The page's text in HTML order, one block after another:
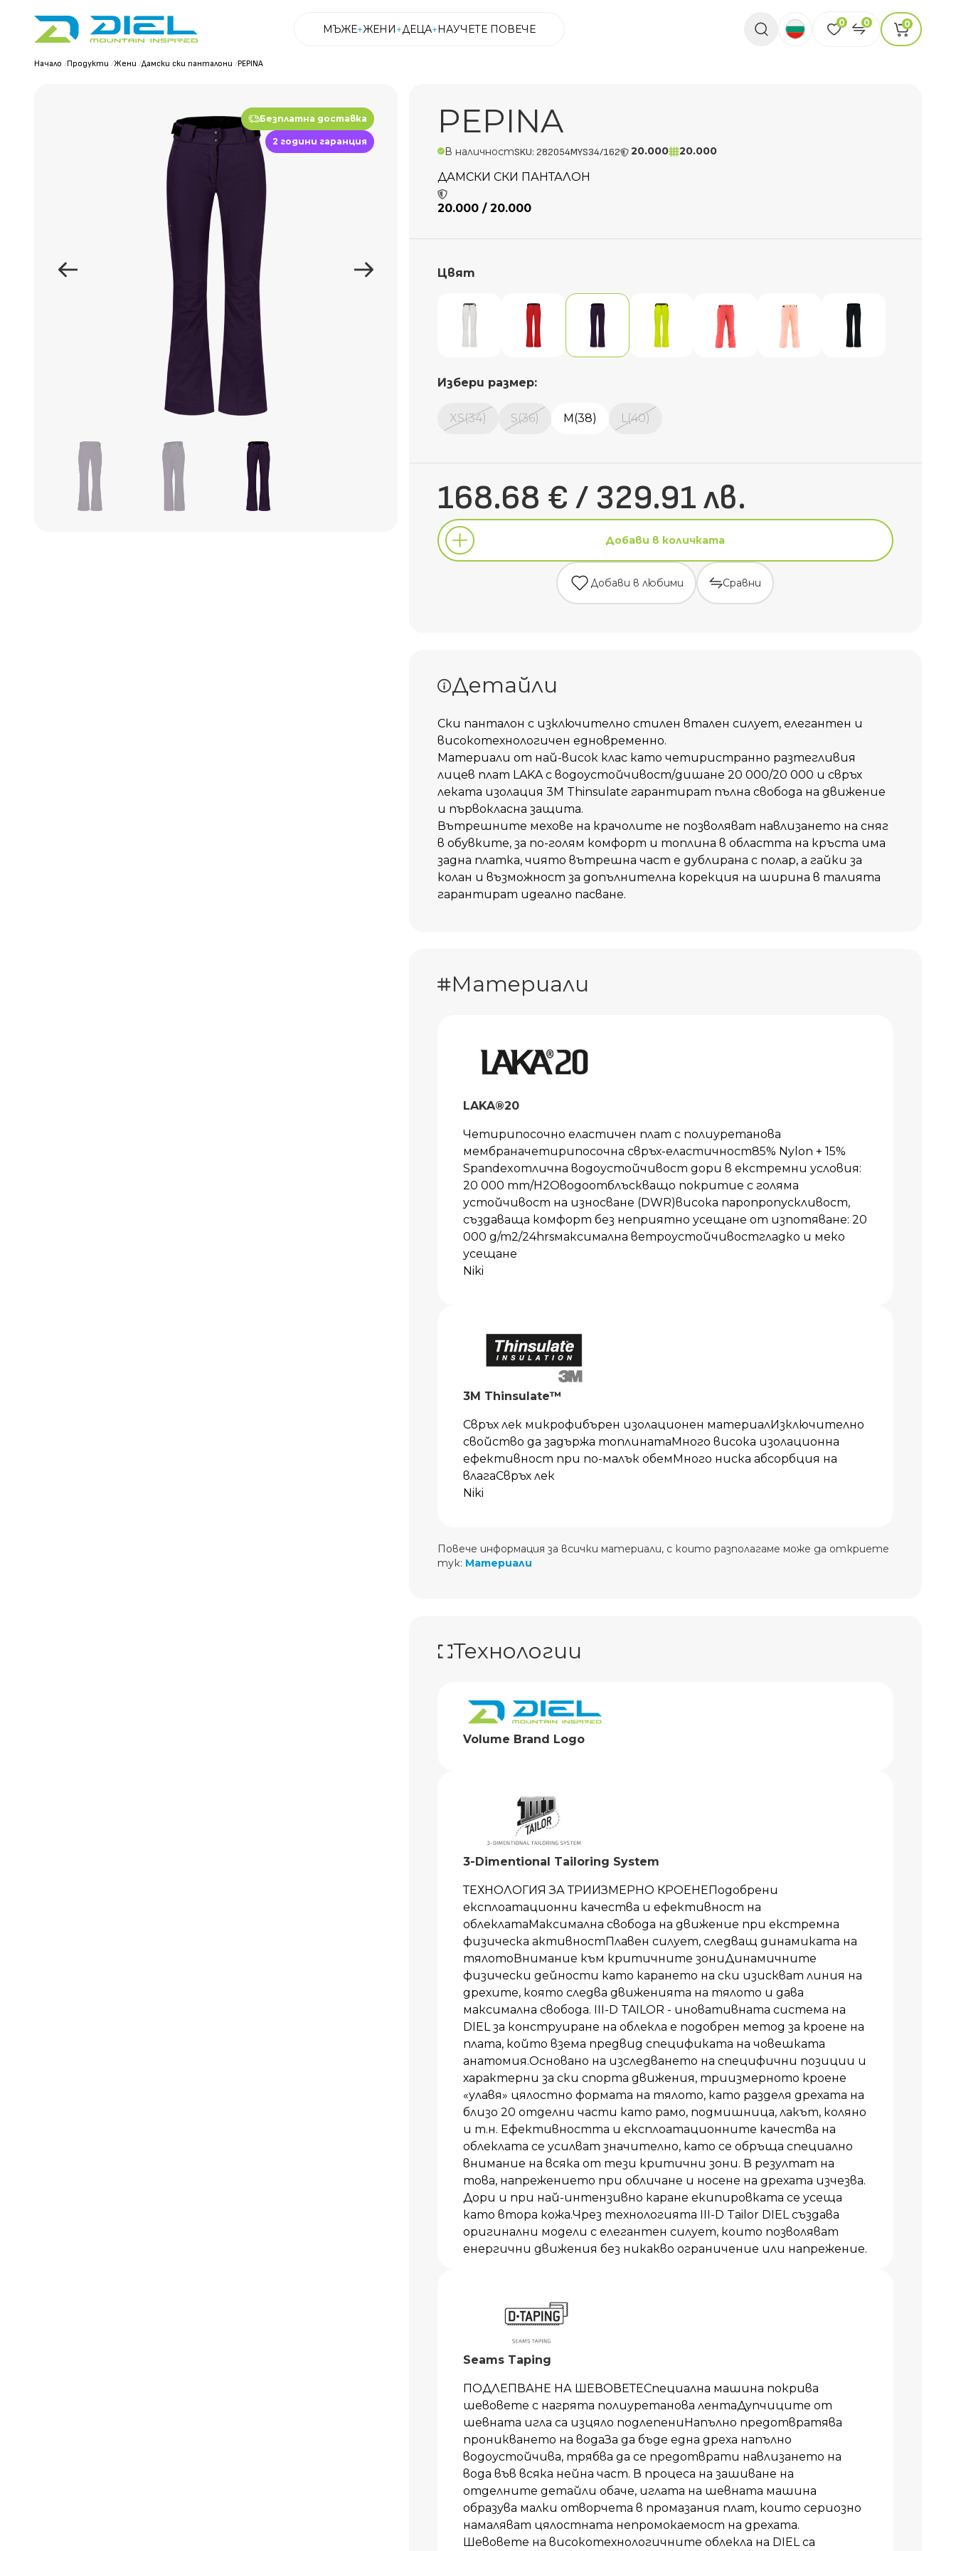
МЪЖЕ ЖЕНИ ДЕЦА НАУЧЕТЕ ПОВЕЧЕ
0 0 0
Начало /Продукти /Жени /Дамски ски панталони /PEPINA
Безплатна доставка
2 години гаранция
PEPINA
В наличностSKU: 282054MYS34/162 20.000 20.000
ДАМСКИ СКИ ПАНТАЛОН
20.000 / 20.000
Цвят
Избери размер:
XS(34) S(36) M(38) L(40)
168.68 € / 329.91 лв.
Добави в количката
Добави в любими Сравни
Детайли
Ски панталон с изключително стилен втален силует, елегантен и
високотехнологичен едновременно.
Материали от най-висок клас като четиристранно разтегливия
лицев плат LAKA с водоустойчивост/дишане 20 000/20 000 и свръх
леката изолация 3М Thinsulate гарантират пълна свобода на движение
и първокласна защита.
Вътрешните мехове на крачолите не позволяват навлизането на сняг
в обувките, за по-голям комфорт и топлина в областта на кръста има
задна платка, чиято вътрешна част е дублирана с полар, а гайки за
колан и възможност за допълнителна корекция на ширина в талията
гарантират идеално пасване.
Материали
LAKA®20
Четирипосочно еластичен плат с полиуретанова
мембраначетирипосочна свръх-еластичност85% Nylon + 15%
Spandexотлична водоустойчивост дори в екстремни условия:
20 000 mm/H2Oводоотблъскващо покритие с голяма
устойчивост на износване (DWR)висока паропропускливост,
създаваща комфорт без неприятно усещане от изпотяване: 20
000 g/m2/24hrsмаксимална ветроустойчивостгладко и меко
усещане
Niki
3M Thinsulate™
Свръх лек микрофибърен изолационен материалИзключително
свойство да задържа топлинатаМного висока изолационна
ефективност при по-малък обемМного ниска абсорбция на
влагаСвръх лек
Niki
Повече информация за всички материали, с които разполагаме може да откриете
тук: Материали
Технологии
Volume Brand Logo
3-Dimentional Tailoring System
ТЕХНОЛОГИЯ ЗА ТРИИЗМЕРНО КРОЕНЕПодобрени
експлоатационни качества и ефективност на
облеклатаМаксимална свобода на движение при екстремна
физическа активностПлавен силует, следващ динамиката на
тялотоВнимание към критичните зониДинамичните
физически дейности като карането на ски изискват линия на
дрехите, която следва движенията на тялото и дава
максимална свобода. III-D TAILOR - иновативната система на
DIEL за конструиране на облекла е подобрен метод за кроене на
плата, който взема предвид спецификата на човешката
анатомия.Основано на изследването на специфични позиции и
характерни за ски спорта движения, триизмерното кроене
«улавя» цялостно формата на тялото, като разделя дрехата на
близо 20 отделни части като рамо, подмишница, лакът, коляно
и т.н. Ефективността и експлоатационните качества на
облеклата се усилват значително, като се обръща специално
внимание на всяка от тези критични зони. В резултат на
това, напрежението при обличане и носене на дрехата изчезва.
Дори и при най-интензивно каране екипировката се усеща
като втора кожа.Чрез технологията III-D Tailor DIEL създава
оригинални модели с елегантен силует, които позволяват
енергични движения без никакво ограничение или напрежение.
Seams Taping
ПОДЛЕПВАНЕ НА ШЕВОВЕТЕСпециална машина покрива
шевовете с нагрята полиуретанова лентаДупчиците от
шевната игла са изцяло подлепениНапълно предотвратява
проникването на водаЗа да бъде една дреха напълно
водоустойчива, трябва да се предотврати навлизането на
вода във всяка нейна част. В процеса на зашиване на
отделните детайли обаче, иглата на шевната машина
образува малки отворчета в промазания плат, които сериозно
намаляват цялостната непромокаемост на дрехата.
Шевовете на високотехнологичните облекла на DIEL са